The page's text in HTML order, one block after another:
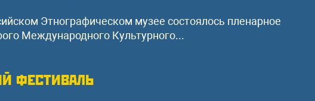
Этнографическом музее состоялось пленарное
Международного Культурного...
фестиваль